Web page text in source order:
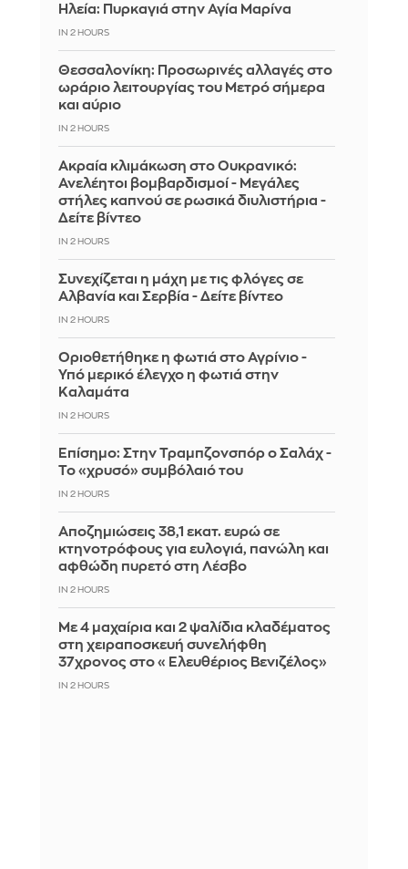
Ηλεία: Πυρκαγιά στην Αγία Μαρίνα
IN 2 HOURS
Θεσσαλονίκη: Προσωρινές αλλαγές στο
ωράριο λειτουργίας του Μετρό σήμερα
και αύριο
IN 2 HOURS
Ακραία κλιμάκωση στο Ουκρανικό:
Ανελέητοι βομβαρδισμοί - Μεγάλες
στήλες καπνού σε ρωσικά διυλιστήρια -
Δείτε βίντεο
IN 2 HOURS
Συνεχίζεται η μάχη με τις φλόγες σε
Αλβανία και Σερβία - Δείτε βίντεο
IN 2 HOURS
Οριοθετήθηκε η φωτιά στο Αγρίνιο -
Υπό μερικό έλεγχο η φωτιά στην
Καλαμάτα
IN 2 HOURS
Επίσημο: Στην Τραμπζονσπόρ ο Σαλάχ -
Το «χρυσό» συμβόλαιό του
IN 2 HOURS
Αποζημιώσεις 38,1 εκατ. ευρώ σε
κτηνοτρόφους για ευλογιά, πανώλη και
αφθώδη πυρετό στη Λέσβο
IN 2 HOURS
Με 4 μαχαίρια και 2 ψαλίδια κλαδέματος
στη χειραποσκευή συνελήφθη
37χρονος στο «Ελευθέριος Βενιζέλος»
IN 2 HOURS